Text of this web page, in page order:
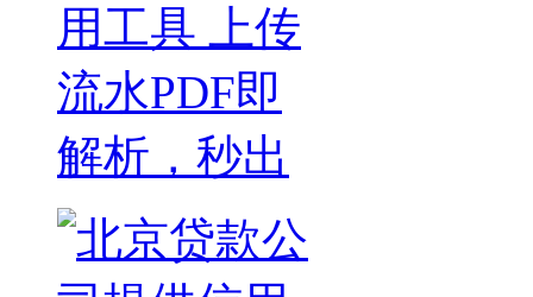
用工具 上传
流水PDF即
解析，秒出